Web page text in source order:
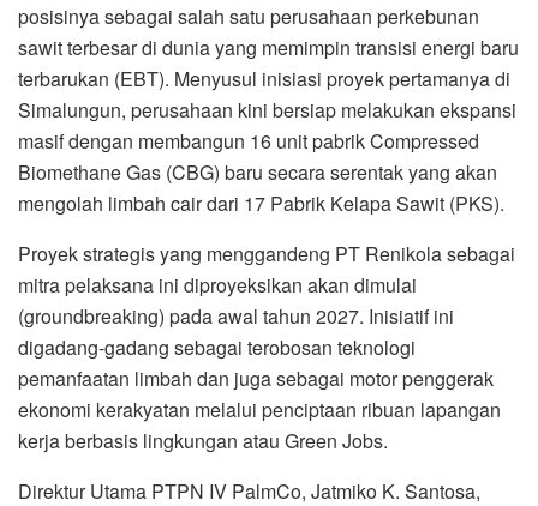
posisinya sebagai salah satu perusahaan perkebunan
sawit terbesar di dunia yang memimpin transisi energi baru
terbarukan (EBT). Menyusul inisiasi proyek pertamanya di
Simalungun, perusahaan kini bersiap melakukan ekspansi
masif dengan membangun 16 unit pabrik Compressed
Biomethane Gas (CBG) baru secara serentak yang akan
mengolah limbah cair dari 17 Pabrik Kelapa Sawit (PKS).
Proyek strategis yang menggandeng PT Renikola sebagai
mitra pelaksana ini diproyeksikan akan dimulai
(groundbreaking) pada awal tahun 2027. Inisiatif ini
digadang-gadang sebagai terobosan teknologi
pemanfaatan limbah dan juga sebagai motor penggerak
ekonomi kerakyatan melalui penciptaan ribuan lapangan
kerja berbasis lingkungan atau Green Jobs.
Direktur Utama PTPN IV PalmCo, Jatmiko K. Santosa,